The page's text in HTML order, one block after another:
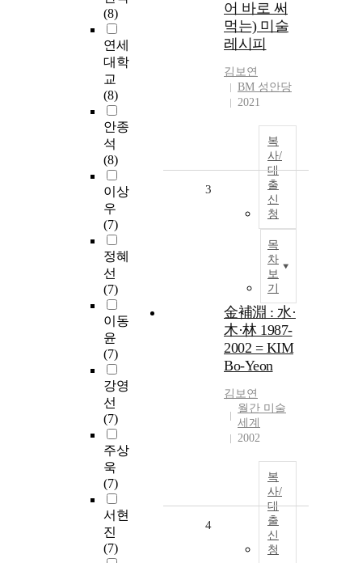
(8)
연세
대학
교
(8)
안종
석
(8)
이상
우
(7)
정혜
선
(7)
이동
윤
(7)
강영
선
(7)
주상
욱
(7)
서현
진
(7)
어 바로 써
먹는) 미술
레시피
김보연
BM 성안당
2021
복
사/
대
출
신
청
목
차
보
기
3
金補淵 : 水·
木·林 1987-
2002 = KIM
Bo-Yeon
김보연
월간 미술
세계
2002
복
사/
대
출
신
청
4